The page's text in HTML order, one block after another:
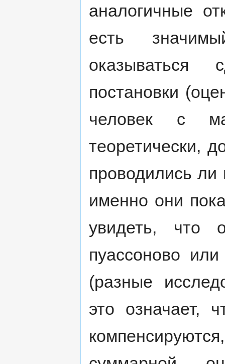
аналогичные
есть
постановки
человек с
теоретически,
проводились ли
именно они
увидеть, что
пуассоново
(разные
это означает,